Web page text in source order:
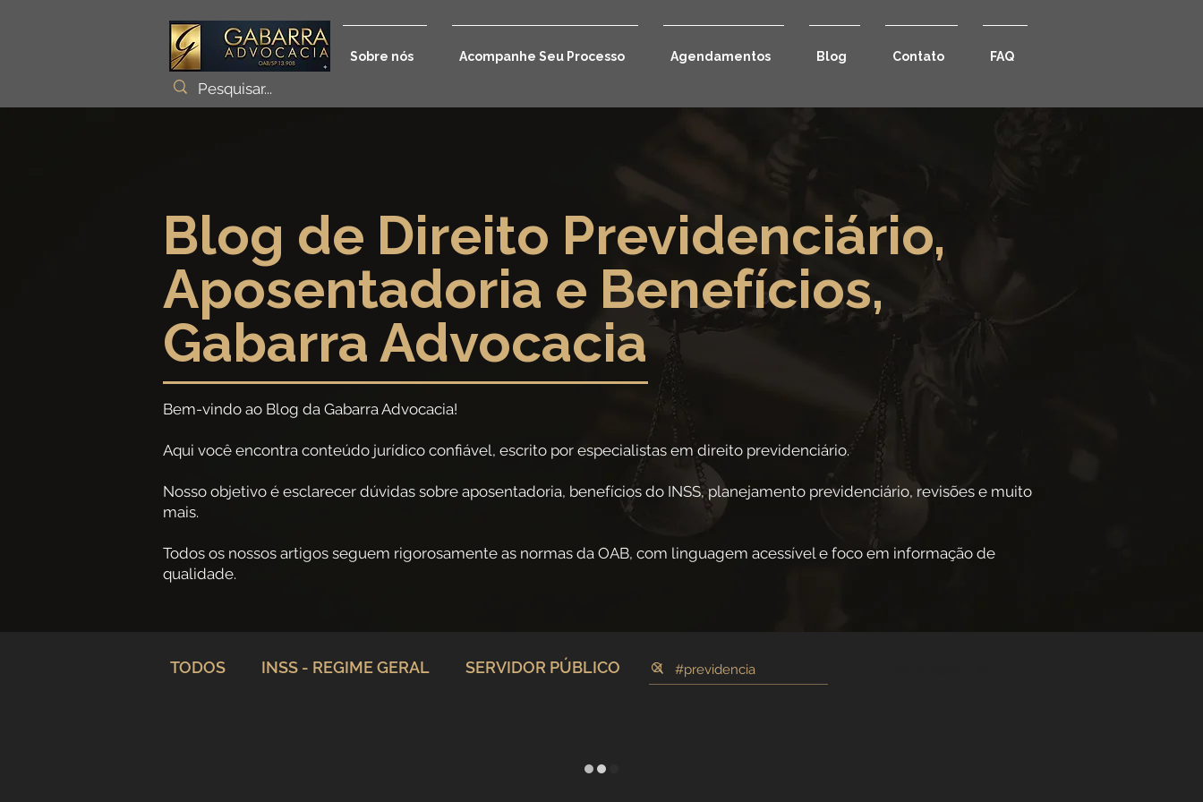
Sobre nós Acompanhe Seu Processo Agendamentos Blog Contato FAQ
Blog de Direito Previdenciário,
Aposentadoria e Benefícios,
Gabarra Advocacia
Bem-vindo ao Blog da Gabarra Advocacia!
Aqui você encontra conteúdo jurídico confiável, escrito por especialistas em direito previdenciário.
Nosso objetivo é esclarecer dúvidas sobre aposentadoria, benefícios do INSS, planejamento previdenciário, revisões e muito
mais.
Todos os nossos artigos seguem rigorosamente as normas da OAB, com linguagem acessível e foco em informação de
qualidade.
TODOS INSS - REGIME GERAL SERVIDOR PÚBLICO